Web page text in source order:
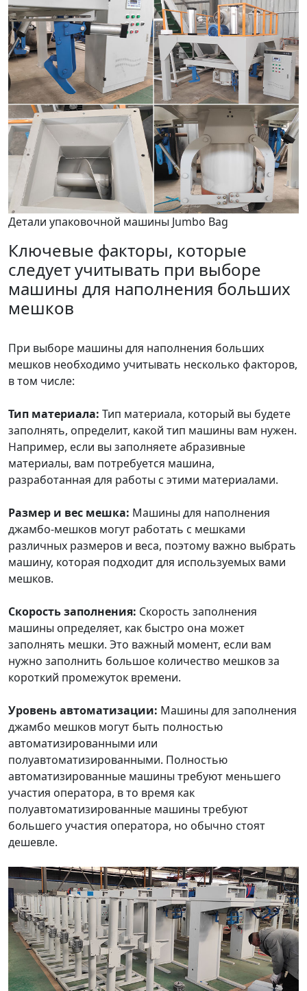
Детали упаковочной машины Jumbo Bag
Ключевые факторы, которые
следует учитывать при выборе
машины для наполнения больших
мешков
При выборе машины для наполнения больших
мешков необходимо учитывать несколько факторов,
в том числе:
Тип материала: Тип материала, который вы будете
заполнять, определит, какой тип машины вам нужен.
Например, если вы заполняете абразивные
материалы, вам потребуется машина,
разработанная для работы с этими материалами.
Размер и вес мешка: Машины для наполнения
джамбо-мешков могут работать с мешками
различных размеров и веса, поэтому важно выбрать
машину, которая подходит для используемых вами
мешков.
Скорость заполнения: Скорость заполнения
машины определяет, как быстро она может
заполнять мешки. Это важный момент, если вам
нужно заполнить большое количество мешков за
короткий промежуток времени.
Уровень автоматизации: Машины для заполнения
джамбо мешков могут быть полностью
автоматизированными или
полуавтоматизированными. Полностью
автоматизированные машины требуют меньшего
участия оператора, в то время как
полуавтоматизированные машины требуют
большего участия оператора, но обычно стоят
дешевле.